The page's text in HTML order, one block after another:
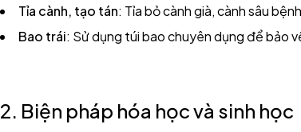
Tỉa cành, tạo tán: Tỉa bỏ cành già, cành sâu
Bao trái: Sử dụng túi bao chuyên dụng để bảo
2. Biện pháp hóa học và sinh học